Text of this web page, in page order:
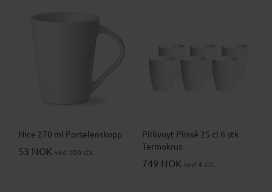
Nice 270 ml Porselenskopp
53 NOK ved 100 stk.
Pillivuyt Plissé 25 cl 6 stk
Termokrus
749 NOK ved 4 stk.